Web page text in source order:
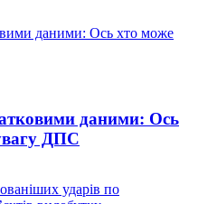
даними: Ось
ДПС